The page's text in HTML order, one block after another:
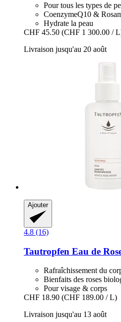
Pour tous les types de
CoenzymeQ10 &
Hydrate la peau
CHF 45.50 (CHF 1 300.00 /
Livraison jusqu'au 20 août
Ajouter
4.8 (16)
Tautropfen Eau de
Rafraîchissement du
Bienfaits des roses
Pour visage & corps
CHF 18.90 (CHF 189.00 / L)
Livraison jusqu'au 13 août